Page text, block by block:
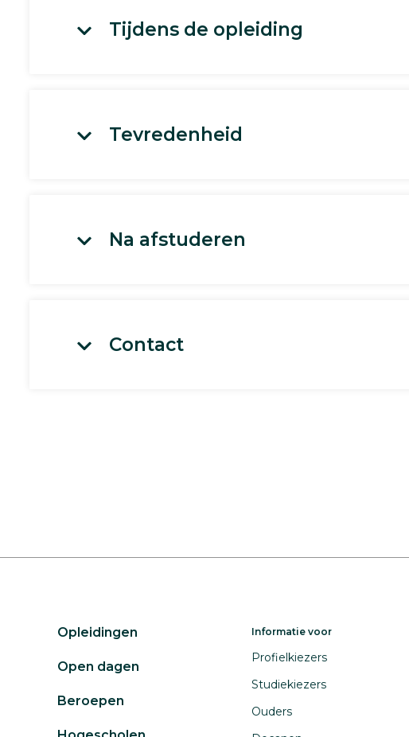
Tijdens de opleiding
Tevredenheid
Na afstuderen
Contact
Opleidingen
Open dagen
Beroepen
Informatie voor
Profielkiezers
Studiekiezers
Ouders